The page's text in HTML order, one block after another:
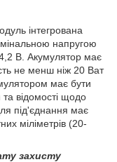
інтегрована
напругою
В. Акумулятор має
не менш ніж 20 Ват
має бути
відомості щодо
під'єднання має
міліметрів (20-
захисту